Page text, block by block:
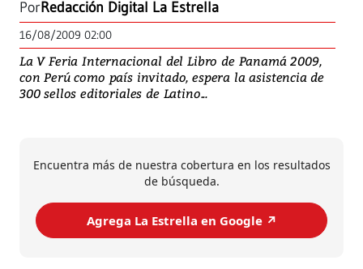
PorRedacción Digital La Estrella
16/08/2009 02:00
La V Feria Internacional del Libro de Panamá 2009,
con Perú como país invitado, espera la asistencia de
300 sellos editoriales de Latino...
Encuentra más de nuestra cobertura en los resultados
de búsqueda.
Agrega La Estrella en Google ↗️